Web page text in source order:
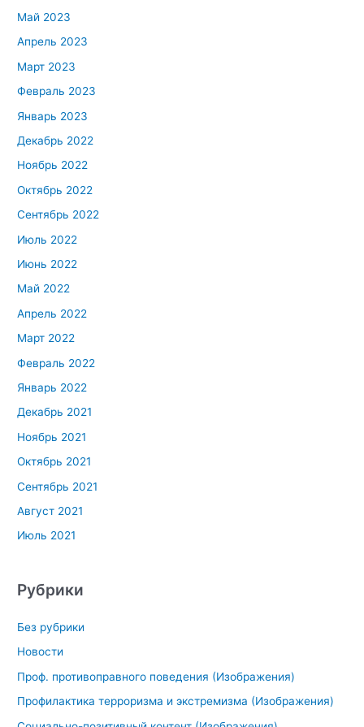
Май 2023
Апрель 2023
Март 2023
Февраль 2023
Январь 2023
Декабрь 2022
Ноябрь 2022
Октябрь 2022
Сентябрь 2022
Июль 2022
Июнь 2022
Май 2022
Апрель 2022
Март 2022
Февраль 2022
Январь 2022
Декабрь 2021
Ноябрь 2021
Октябрь 2021
Сентябрь 2021
Август 2021
Июль 2021
Рубрики
Без рубрики
Новости
Проф. противоправного поведения (Изображения)
Профилактика терроризма и экстремизма (Изображения)